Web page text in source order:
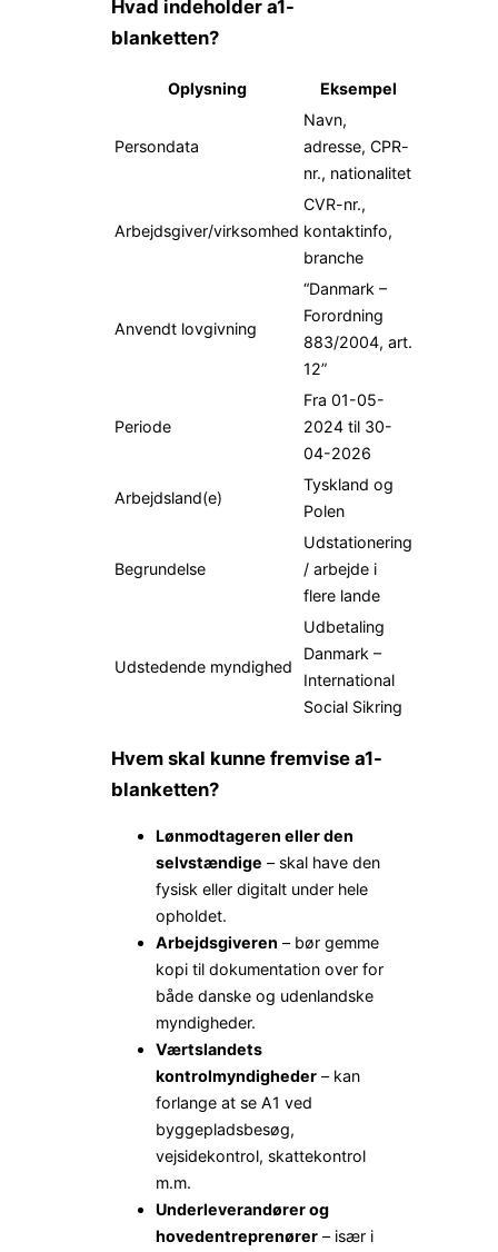
Hvad indeholder a1-
blanketten?
Oplysning Eksempel
Persondata
Navn,
adresse, CPR-
nr., nationalitet
Arbejdsgiver/virksomhed
CVR-nr.,
kontaktinfo,
branche
Anvendt lovgivning
“Danmark –
Forordning
883/2004, art.
12”
Periode
Fra 01-05-
2024 til 30-
04-2026
Arbejdsland(e)
Tyskland og
Polen
Begrundelse
Udstationering
/ arbejde i
flere lande
Udstedende myndighed
Udbetaling
Danmark –
International
Social Sikring
Hvem skal kunne fremvise a1-
blanketten?
Lønmodtageren eller den
selvstændige – skal have den
fysisk eller digitalt under hele
opholdet.
Arbejdsgiveren – bør gemme
kopi til dokumentation over for
både danske og udenlandske
myndigheder.
Værtslandets
kontrolmyndigheder – kan
forlange at se A1 ved
byggepladsbesøg,
vejsidekontrol, skattekontrol
m.m.
Underleverandører og
hovedentreprenører – især i